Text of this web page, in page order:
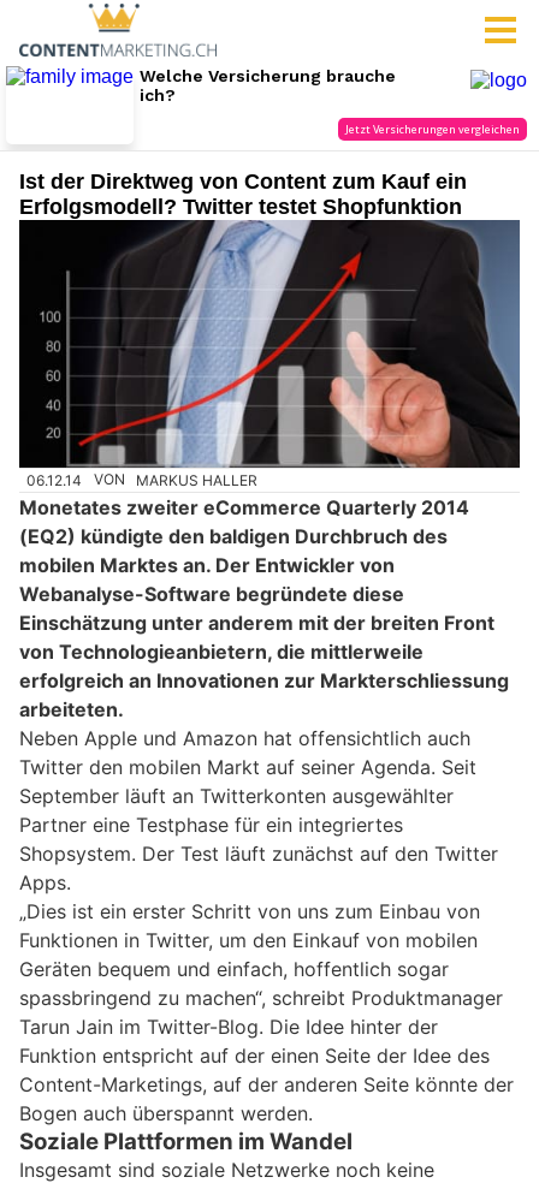
Ist der Direktweg von Content zum Kauf ein
Erfolgsmodell? Twitter testet Shopfunktion
06.12.14 VON MARKUS HALLER
Monetates zweiter eCommerce Quarterly 2014
(EQ2) kündigte den baldigen Durchbruch des
mobilen Marktes an. Der Entwickler von
Webanalyse-Software begründete diese
Einschätzung unter anderem mit der breiten Front
von Technologieanbietern, die mittlerweile
erfolgreich an Innovationen zur Markterschliessung
arbeiteten.
Neben Apple und Amazon hat offensichtlich auch
Twitter den mobilen Markt auf seiner Agenda. Seit
September läuft an Twitterkonten ausgewählter
Partner eine Testphase für ein integriertes
Shopsystem. Der Test läuft zunächst auf den Twitter
Apps.
„Dies ist ein erster Schritt von uns zum Einbau von
Funktionen in Twitter, um den Einkauf von mobilen
Geräten bequem und einfach, hoffentlich sogar
spassbringend zu machen“, schreibt Produktmanager
Tarun Jain im Twitter-Blog. Die Idee hinter der
Funktion entspricht auf der einen Seite der Idee des
Content-Marketings, auf der anderen Seite könnte der
Bogen auch überspannt werden.
Soziale Plattformen im Wandel
Insgesamt sind soziale Netzwerke noch keine